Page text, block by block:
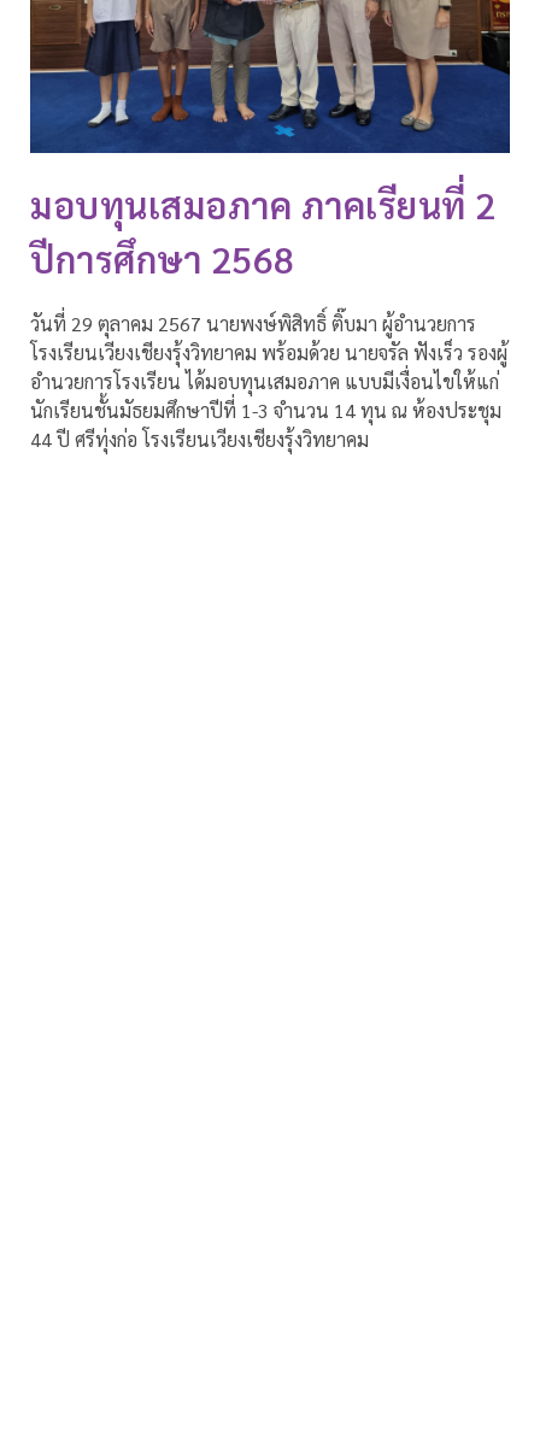
มอบทุนเสมอภาค ภาคเรียนที่ 2
ปีการศึกษา 2568
วันที่ 29 ตุลาคม 2567 นายพงษ์พิสิทธิ์ ติ๊บมา ผู้อำนวยการ
โรงเรียนเวียงเชียงรุ้งวิทยาคม พร้อมด้วย นายจรัล ฟังเร็ว รองผู้
อำนวยการโรงเรียน ได้มอบทุนเสมอภาค แบบมีเงื่อนไขให้แก่
นักเรียนชั้นมัธยมศึกษาปีที่ 1-3 จำนวน 14 ทุน ณ ห้องประชุม
44 ปี ศรีทุ่งก่อ โรงเรียนเวียงเชียงรุ้งวิทยาคม